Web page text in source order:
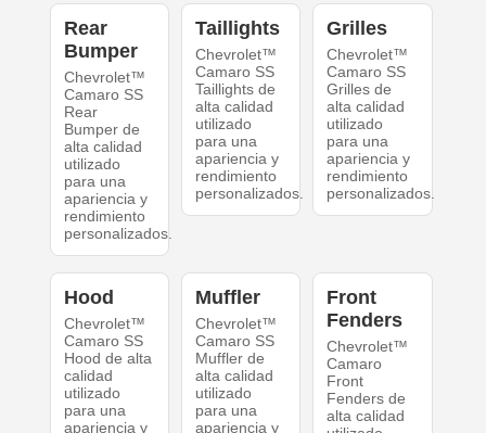
Rear
Bumper
Chevrolet™
Camaro SS
Rear
Bumper de
alta calidad
utilizado
para una
apariencia y
rendimiento
personalizados.
Taillights
Chevrolet™
Camaro SS
Taillights de
alta calidad
utilizado
para una
apariencia y
rendimiento
personalizados.
Grilles
Chevrolet™
Camaro SS
Grilles de
alta calidad
utilizado
para una
apariencia y
rendimiento
personalizados.
Hood
Chevrolet™
Camaro SS
Hood de alta
calidad
utilizado
para una
apariencia y
Muffler
Chevrolet™
Camaro SS
Muffler de
alta calidad
utilizado
para una
apariencia y
Front
Fenders
Chevrolet™
Camaro
Front
Fenders de
alta calidad